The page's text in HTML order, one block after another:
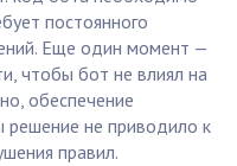
постоянного
Еще один момент —
чтобы бот не влиял на
обеспечение
решение не приводило к
правил.